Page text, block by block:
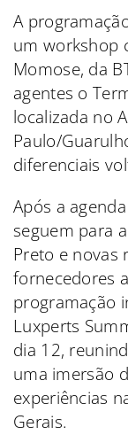
A
um workshop
Momose, da
agentes o
localizada no
Paulo/
diferenciais
Após a
seguem para
Preto e novas
fornecedores
programação
Luxperts
dia 12,
uma imersão
experiências
Gerais.